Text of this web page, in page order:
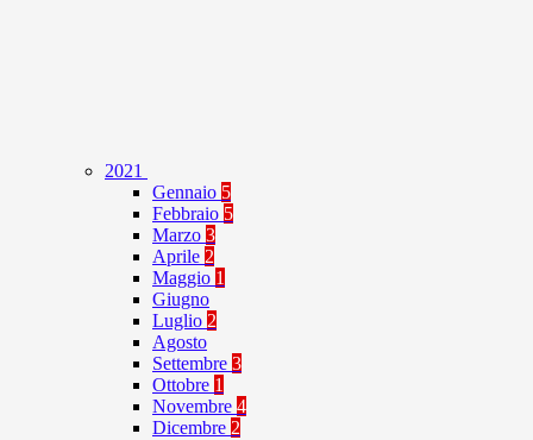
2021
Gennaio 5
Febbraio 5
Marzo 3
Aprile 2
Maggio 1
Giugno
Luglio 2
Agosto
Settembre 3
Ottobre 1
Novembre 4
Dicembre 2